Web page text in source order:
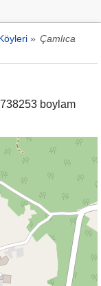
» Çamlıca
boylam